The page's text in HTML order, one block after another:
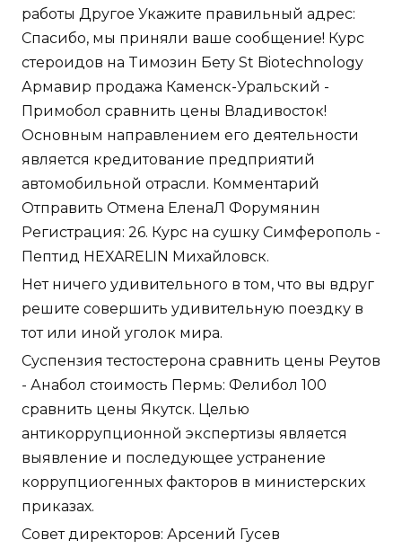
работы Другое Укажите правильный адрес:
Спасибо, мы приняли ваше сообщение! Курс
стероидов на Tимозин Бету St Biotechnology
Армавир продажа Каменск-Уральский -
Примобол сравнить цены Владивосток!
Основным направлением его деятельности
является кредитование предприятий
автомобильной отрасли. Комментарий
Отправить Отмена ЕленаЛ Форумянин
Регистрация: 26. Курс на сушку Симферополь -
Пептид HEXARELIN Михайловск.
Нет ничего удивительного в том, что вы вдруг
решите совершить удивительную поездку в
тот или иной уголок мира.
Суспензия тестостерона сравнить цены Реутов
- Анабол стоимость Пермь: Фелибол 100
сравнить цены Якутск. Целью
антикоррупционной экспертизы является
выявление и последующее устранение
коррупциогенных факторов в министерских
приказах.
Совет директоров: Арсений Гусев